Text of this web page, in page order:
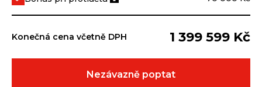
Konečná cena včetně DPH 1 399 599 Kč
Nezávazně poptat